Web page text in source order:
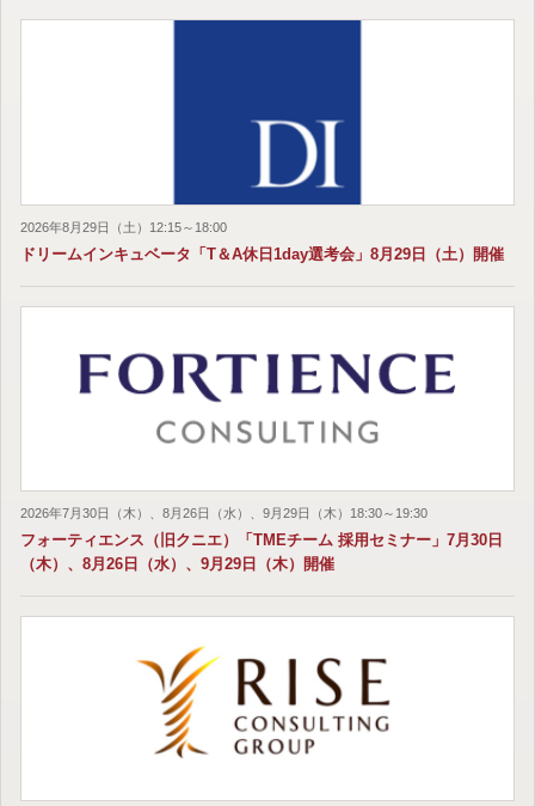
2026年8月29日（土）12:15～18:00
ドリームインキュベータ「T＆A休日1day選考会」8月29日（土）開催
2026年7月30日（木）、8月26日（水）、9月29日（木）18:30～19:30
フォーティエンス（旧クニエ）「TMEチーム 採用セミナー」7月30日
（木）、8月26日（水）、9月29日（木）開催